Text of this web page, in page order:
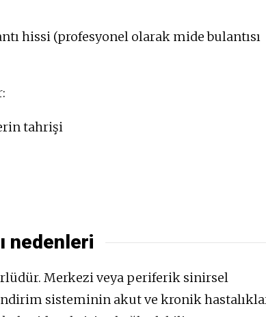
hissi (profesyonel olarak mide bulantısı
tahrişi
nedenleri
Merkezi veya periferik sinirsel
sisteminin akut ve kronik